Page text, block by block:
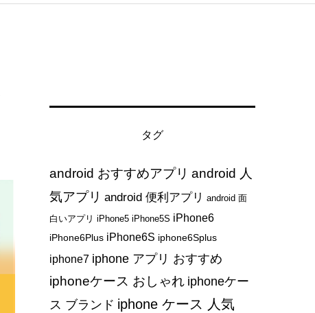
タグ
android おすすめアプリ android 人
気アプリ android 便利アプリ android 面
白いアプリ iPhone5 iPhone5S iPhone6
iPhone6Plus iPhone6S iphone6Splus
iphone7 iphone アプリ おすすめ
iphoneケース おしゃれ iphoneケー
ス ブランド iphone ケース 人気